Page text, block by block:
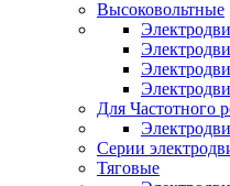
Высоковольтные
Для Частотного
Серии
Тяговые